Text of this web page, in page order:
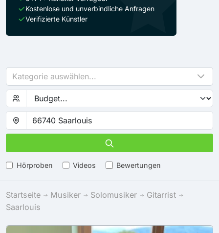
Kostenlose und unverbindliche Anfragen
Verifizierte Künstler
Kategorie auswählen...
Hörproben Videos Bewertungen
Startseite Musiker Solomusiker
Gitarrist
Saarlouis